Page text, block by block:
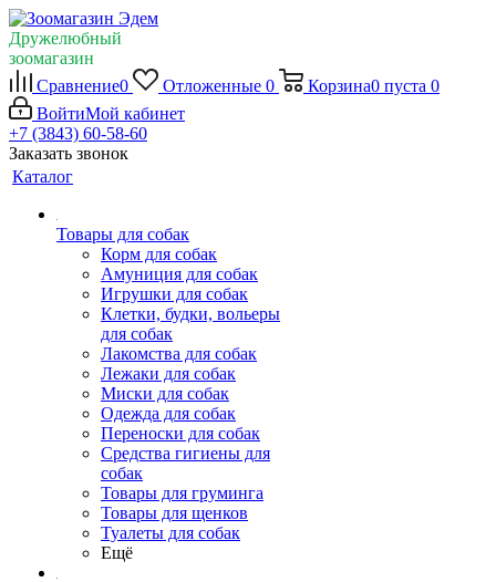
Дружелюбный
зоомагазин
Сравнение0 Отложенные 0 Корзина0 пуста 0
ВойтиМой кабинет
+7 (3843) 60-58-60
Заказать звонок
Каталог
Товары для собак
Корм для собак
Амуниция для собак
Игрушки для собак
Клетки, будки, вольеры
для собак
Лакомства для собак
Лежаки для собак
Миски для собак
Одежда для собак
Переноски для собак
Средства гигиены для
собак
Товары для груминга
Товары для щенков
Туалеты для собак
Ещё